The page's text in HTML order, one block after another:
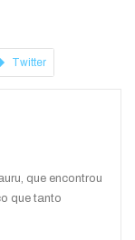
Twitter
que encontrou
que tanto